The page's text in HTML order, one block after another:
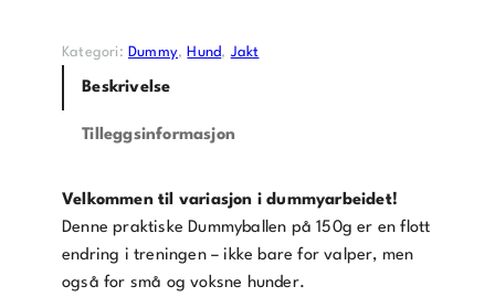
Kategori: Dummy, Hund, Jakt
Beskrivelse
Tilleggsinformasjon
Velkommen til variasjon i dummyarbeidet!
Denne praktiske Dummyballen på 150g er en flott
endring i treningen – ikke bare for valper, men
også for små og voksne hunder.